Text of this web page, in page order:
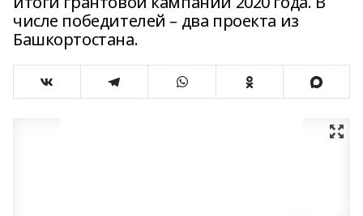
числе победителей – два проекта из
Башкортостана.